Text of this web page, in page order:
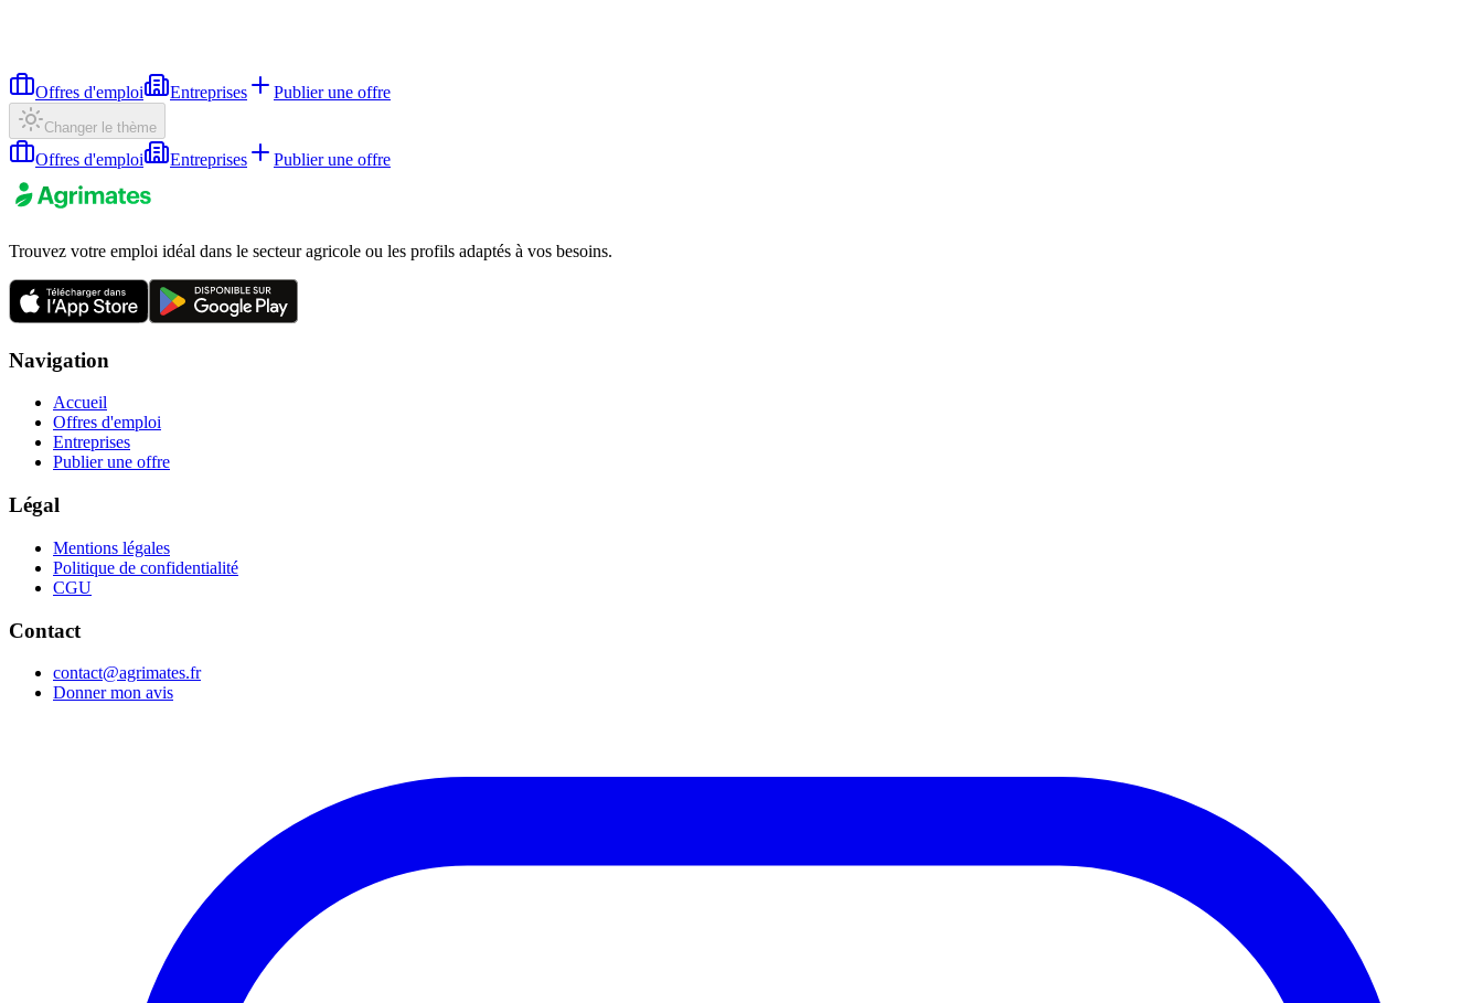
Offres d'emploi Entreprises Publier une offre
Changer le thème
Offres d'emploi Entreprises Publier une offre
Trouvez votre emploi idéal dans le secteur agricole ou les profils adaptés à vos besoins.
Navigation
Accueil
Offres d'emploi
Entreprises
Publier une offre
Légal
Mentions légales
Politique de confidentialité
CGU
Contact
contact@agrimates.fr
Donner mon avis